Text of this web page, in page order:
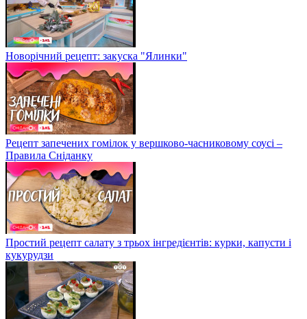
Новорічний рецепт: закуска "Ялинки"
Рецепт запечених гомілок у вершково-часниковому соусі –
Правила Сніданку
Простий рецепт салату з трьох інгредієнтів: курки, капусти і
кукурудзи